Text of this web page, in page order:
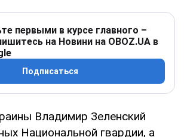
первыми в курсе главного –
на Новини на OBOZ.UA в
Подписаться
Владимир Зеленский
Национальной гвардии, а